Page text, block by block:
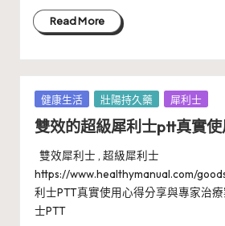
Read More
Posted
in
健康生活 壯陽持久藥 犀利士
雙效的超級犀利士ptt真實
雙效犀利士 , 超級犀利士
https://www.healthymanual.com/
利士PTT真實使用心得分享與專家治
士PTT